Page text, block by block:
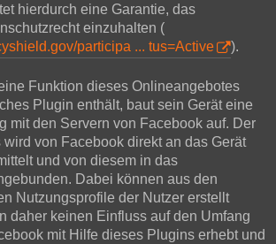
hierdurch eine Garantie, das
einzuhalten (
participa ... tus=Active
).
Funktion dieses Onlineangebotes
Plugin enthält, baut sein Gerät eine
mit den Servern von Facebook auf. Der
wird von Facebook direkt an das Gerät
und von diesem in das
Dabei können aus den
Nutzungsprofile der Nutzer erstellt
daher keinen Einfluss auf den Umfang
mit Hilfe dieses Plugins erhebt und